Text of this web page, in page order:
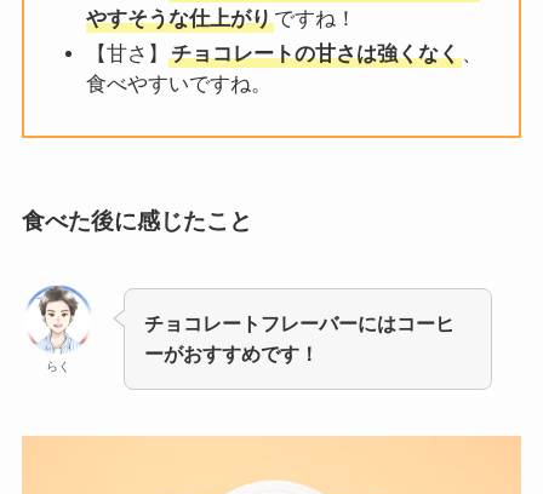
やすそうな仕上がりですね！
【甘さ】
チョコレートの甘さは強くなく、
食べやすいですね。
食べた後に感じたこと
らく
チョコレートフレーバーにはコーヒ
ーがおすすめです！